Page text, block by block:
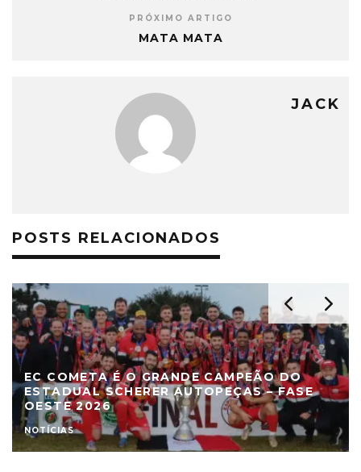
PRÓXIMO ARTIGO
MATA MATA
JACK
POSTS RELACIONADOS
EC COMETA É O GRANDE CAMPEÃO DO
ESTADUAL SCHERER AUTOPEÇAS – FASE
OESTE 2026
NOTÍCIAS